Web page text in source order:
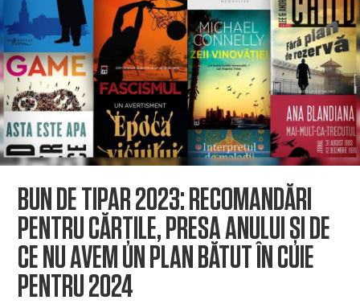
BUN DE TIPAR 2023: RECOMANDĂRI
PENTRU CĂRȚILE, PRESA ANULUI ȘI DE
CE NU AVEM UN PLAN BĂTUT ÎN CUIE
PENTRU 2024